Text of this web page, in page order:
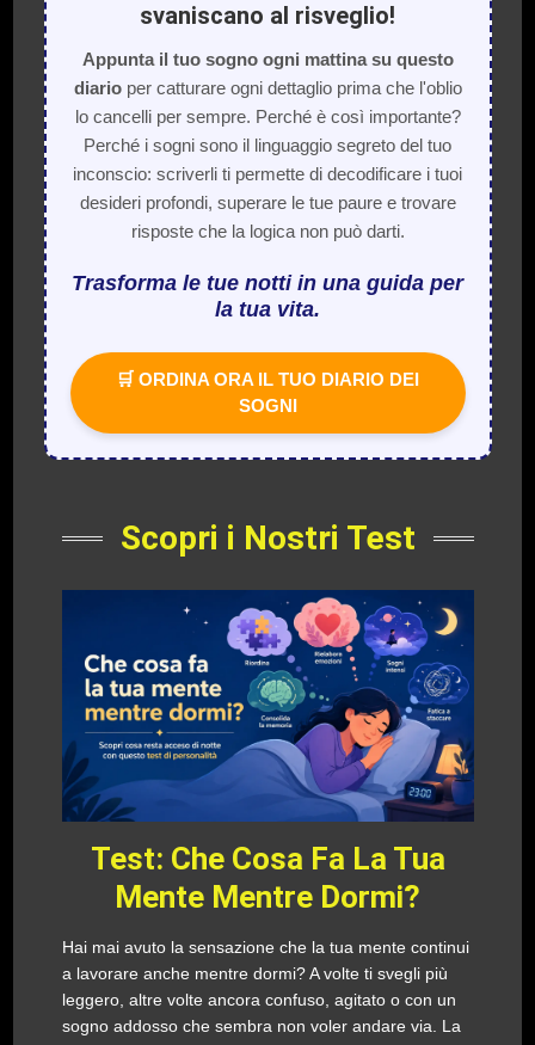
svaniscano al risveglio!
Appunta il tuo sogno ogni mattina su questo
diarioper catturare ogni dettaglio prima che l'oblio
lo cancelli per sempre. Perché è così importante?
Perché i sogni sono il linguaggio segreto del tuo
inconscio: scriverli ti permette di decodificare i tuoi
desideri profondi, superare le tue paure e trovare
risposte che la logica non può darti.
Trasforma le tue notti in una guida per
la tua vita.
🛒 ORDINA ORA IL TUO DIARIO DEI
SOGNI
Scopri i Nostri Test
Test: Che Cosa Fa La Tua
Mente Mentre Dormi?
Hai mai avuto la sensazione che la tua mente continui
a lavorare anche mentre dormi? A volte ti svegli più
leggero, altre volte ancora confuso, agitato o con un
sogno addosso che sembra non voler andare via. La